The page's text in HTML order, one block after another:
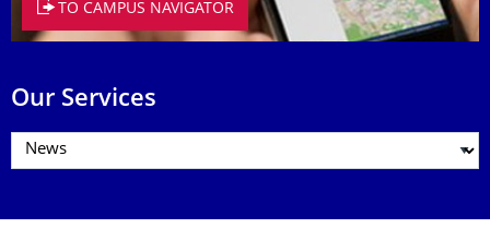
TO CAMPUS NAVIGATOR
Our Services